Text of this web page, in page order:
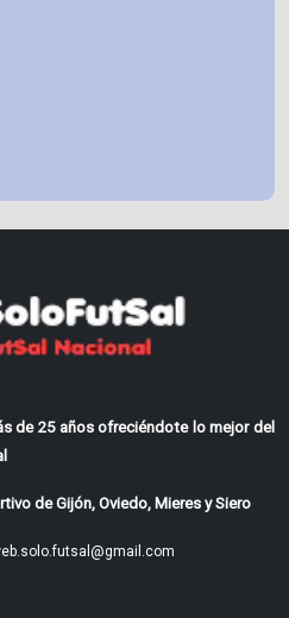
de 25 años ofreciéndote lo mejor del
de Gijón, Oviedo, Mieres y Siero